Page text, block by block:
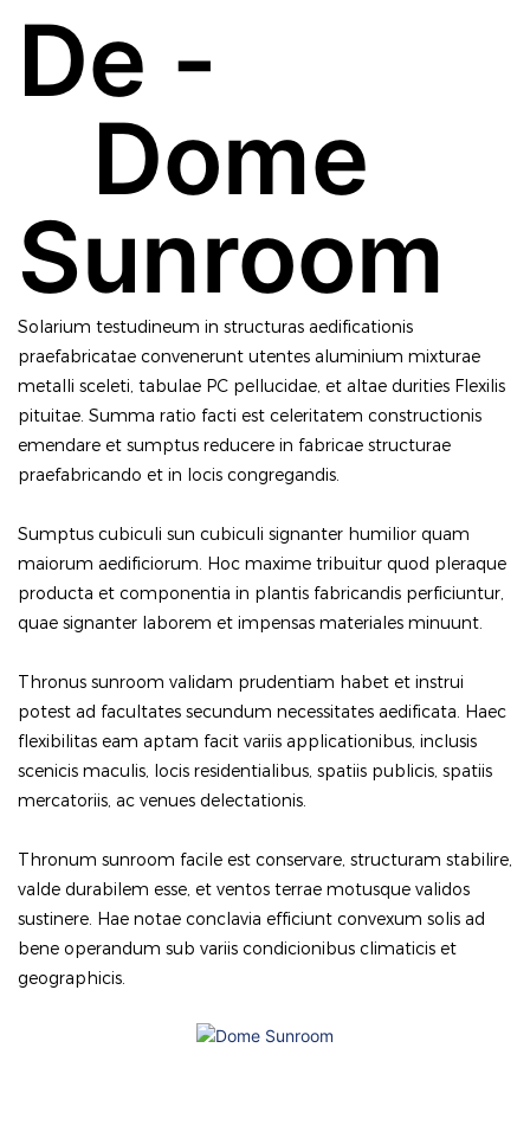
De -
Dome
Sunroom
Solarium testudineum in structuras aedificationis
praefabricatae convenerunt utentes aluminium mixturae
metalli sceleti, tabulae PC pellucidae, et altae durities Flexilis
pituitae. Summa ratio facti est celeritatem constructionis
emendare et sumptus reducere in fabricae structurae
praefabricando et in locis congregandis.
Sumptus cubiculi sun cubiculi signanter humilior quam
maiorum aedificiorum. Hoc maxime tribuitur quod pleraque
producta et componentia in plantis fabricandis perficiuntur,
quae signanter laborem et impensas materiales minuunt.
Thronus sunroom validam prudentiam habet et instrui
potest ad facultates secundum necessitates aedificata. Haec
flexibilitas eam aptam facit variis applicationibus, inclusis
scenicis maculis, locis residentialibus, spatiis publicis, spatiis
mercatoriis, ac venues delectationis.
Thronum sunroom facile est conservare, structuram stabilire,
valde durabilem esse, et ventos terrae motusque validos
sustinere. Hae notae conclavia efficiunt convexum solis ad
bene operandum sub variis condicionibus climaticis et
geographicis.